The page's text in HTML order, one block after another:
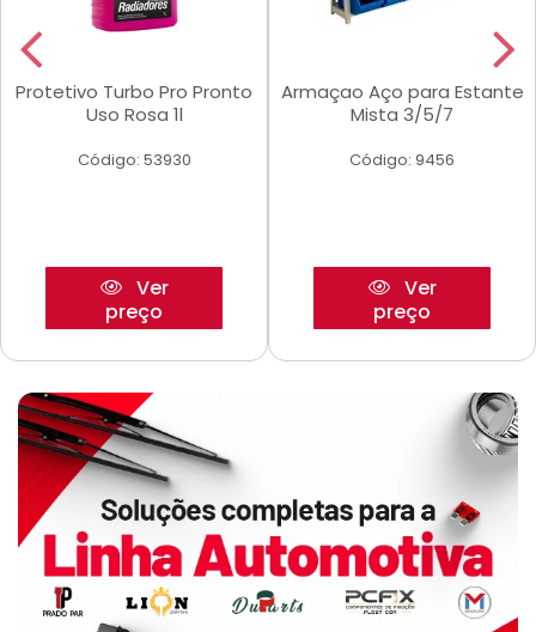
Protetivo Turbo Pro Pronto
Uso Rosa 1l
Código: 53930
Ver
preço
Armaçao Aço para Estante
Mista 3/5/7
Código: 9456
Ver
preço